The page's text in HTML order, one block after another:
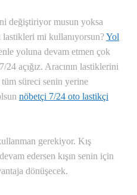
değiştiriyor musun yoksa
lastikleri mi kullanıyorsun?Yol
yoluna devam etmen çok
24 açığız. Aracının lastiklerini
süreci senin yerine
nöbetçi 7/24 oto lastikçi
gerekiyor. Kış
edersen kışın senin için
dönüşecek.